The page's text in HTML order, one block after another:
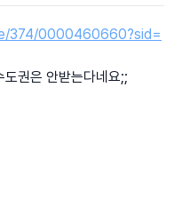
374/0000460660?sid=
권은 안받는다네요;;